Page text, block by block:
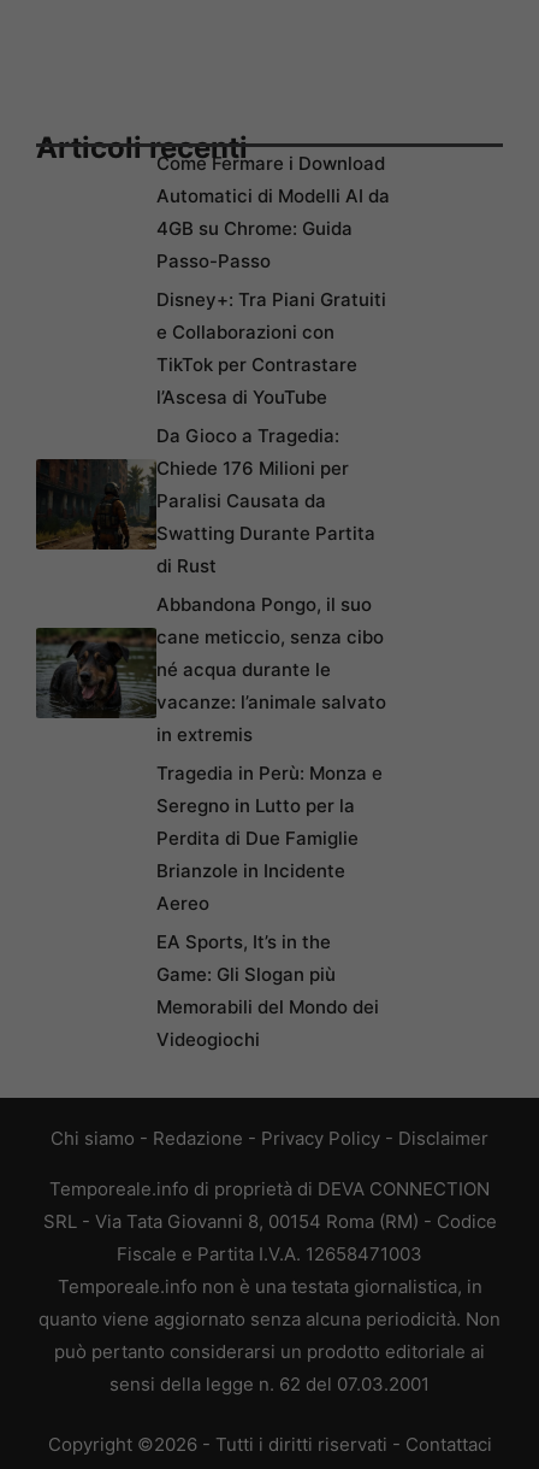
Articoli recentiCome Fermare i Download
Automatici di Modelli AI da
4GB su Chrome: Guida
Passo-Passo
Disney+: Tra Piani Gratuiti
e Collaborazioni con
TikTok per Contrastare
l’Ascesa di YouTube
Da Gioco a Tragedia:
Chiede 176 Milioni per
Paralisi Causata da
Swatting Durante Partita
di Rust
Abbandona Pongo, il suo
cane meticcio, senza cibo
né acqua durante le
vacanze: l’animale salvato
in extremis
Tragedia in Perù: Monza e
Seregno in Lutto per la
Perdita di Due Famiglie
Brianzole in Incidente
Aereo
EA Sports, It’s in the
Game: Gli Slogan più
Memorabili del Mondo dei
Videogiochi
Chi siamo - Redazione - Privacy Policy - Disclaimer
Temporeale.info di proprietà di DEVA CONNECTION
SRL - Via Tata Giovanni 8, 00154 Roma (RM) - Codice
Fiscale e Partita I.V.A. 12658471003
Temporeale.info non è una testata giornalistica, in
quanto viene aggiornato senza alcuna periodicità. Non
può pertanto considerarsi un prodotto editoriale ai
sensi della legge n. 62 del 07.03.2001
Copyright ©2026 - Tutti i diritti riservati - Contattaci